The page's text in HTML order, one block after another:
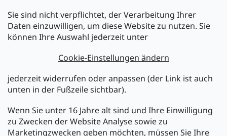
Sie sind nicht verpflichtet, der Verarbeitung Ihrer
Daten einzuwilligen, um diese Website zu nutzen. Sie
können Ihre Auswahl jederzeit unter
Cookie-Einstellungen ändern
jederzeit widerrufen oder anpassen (der Link ist auch
unten in der Fußzeile sichtbar).
Wenn Sie unter 16 Jahre alt sind und Ihre Einwilligung
zu Zwecken der Website Analyse sowie zu
Marketingzwecken geben möchten, müssen Sie Ihre
Newsletter abonnieren
Legen Sie Ihre E-Mail ein und wir werden Ihnen Informationen
über neue Produkte in unserem E-Shop zusenden.
E-Mail
Melden Sie sich jetzt für den mükra Newsletter an,
kostenlos und jederzeit kündbar! Mit der Anmeldung zum
Newsletter bestätigen Sie Ihr Einverständnis mit der
Datenschutzerklärung.